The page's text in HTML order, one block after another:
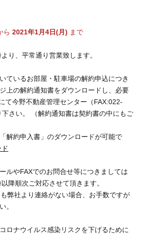
ら 2021年1月4日(月) まで
り、平常通り営業致します。
ているお部屋・駐車場の解約申込につき
上の解約通知書をダウンロードし、必要
て今野不動産管理センター（FAX:022-
さい。 （解約通知書は契約書の中にもご
解約申入書」のダウンロードが可能で
ルやFAXでのお問合せ等につきましては
降順次ご対応させて頂きます。
弊社より連絡がない場合、お手数ですが
。
ロナウイルス感染リスクを下げるために